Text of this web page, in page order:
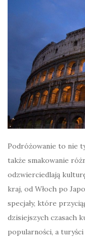
Podróżowanie to nie
także smakowanie
odzwierciedlają
kraj, od Włoch po
specjały, które
dzisiejszych czasach
popularności, a